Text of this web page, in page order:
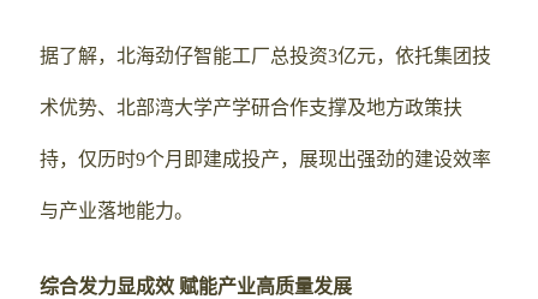
据了解，北海劲仔智能工厂总投资3亿元，依托集团技
术优势、北部湾大学产学研合作支撑及地方政策扶
持，仅历时9个月即建成投产，展现出强劲的建设效率
与产业落地能力。
综合发力显成效 赋能产业高质量发展